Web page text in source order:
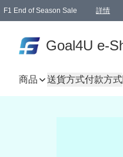
F1 End of Season Sale 詳情
Goal4U e-
商品 送貨方式付款方式